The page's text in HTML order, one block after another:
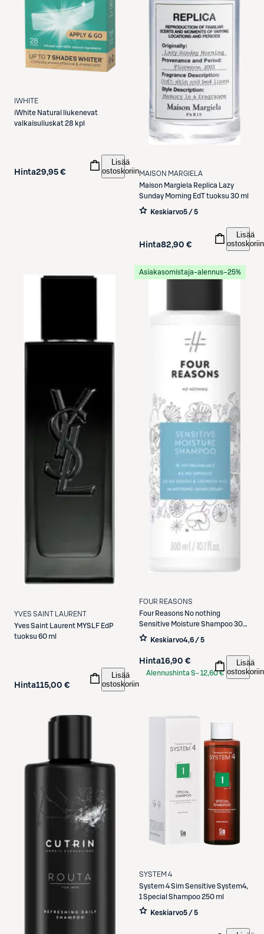
IWHITE
iWhite Natural liukenevat
valkaisuliuskat 28 kpl
Hinta29,95 €
Lisää
ostoskoriin MAISON MARGIELA
Maison Margiela Replica Lazy
Sunday Morning EdT tuoksu 30 ml
Keskiarvo5 / 5
Hinta82,90 €
Lisää
ostoskoriin
YVES SAINT LAURENT
Yves Saint Laurent MYSLF EdP
tuoksu 60 ml
Hinta115,00 €
Lisää
ostoskoriin
Asiakasomistaja-alennus−25%
FOUR REASONS
Four Reasons No nothing
Sensitive Moisture Shampoo 300
ml
Keskiarvo4,6 / 5
Hinta16,90 €
Alennushinta S-12,60 €
Lisää
ostoskoriin
SYSTEM 4
System 4Sim Sensitive System4,
1 Special Shampoo 250 ml
Keskiarvo5 / 5